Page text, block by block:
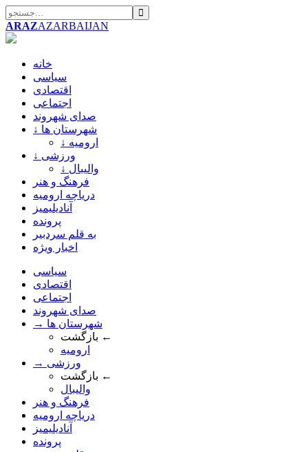
ARAZAZARBAIJAN
خانه
سیاسی
اقتصادی
اجتماعی
صدای شهروند
↓ شهرستان ها
↓ ارومیه
↓ ورزشی
↓ والیبال
فرهنگ و هنر
دریاچه ارومیه
آنادیلیمیز
پرونده
به قلم سردبیر
اخبار ویژه
سیاسی
اقتصادی
اجتماعی
صدای شهروند
→ شهرستان ها
بازگشت ←
ارومیه
→ ورزشی
بازگشت ←
والیبال
فرهنگ و هنر
دریاچه ارومیه
آنادیلیمیز
پرونده